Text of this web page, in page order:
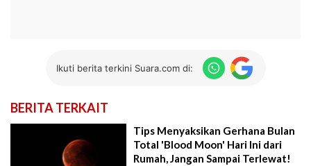
Ikuti berita terkini Suara.com di:
BERITA TERKAIT
Tips Menyaksikan Gerhana Bulan
Total 'Blood Moon' Hari Ini dari
Rumah, Jangan Sampai Terlewat!